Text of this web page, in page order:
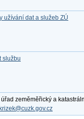
užívání dat a služeb ZÚ
službu
zeměměřický a